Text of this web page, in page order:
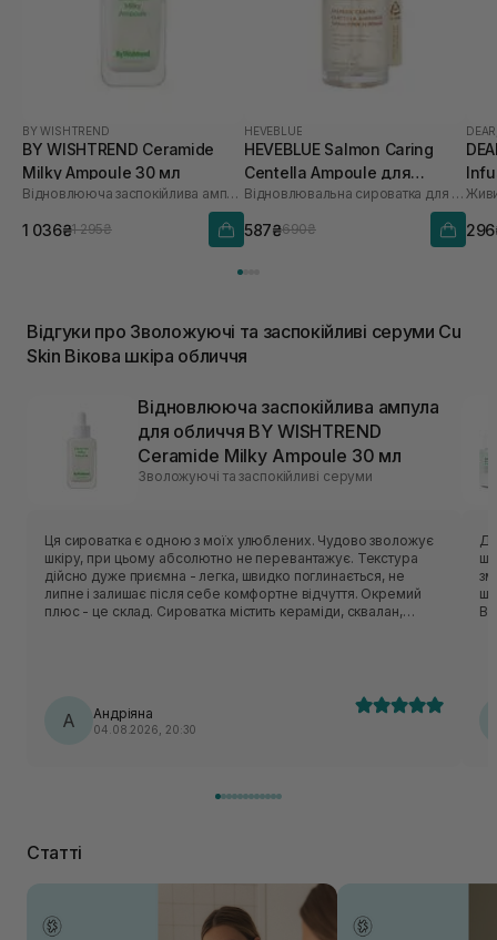
BY WISHTREND
BY WISHTREND Ceramide
Milky Ampoule 30 мл
Відновлююча заспокійлива ампула для обличчя
1 036₴1 295₴
HEVEBLUE
HEVEBLUE Salmon Caring
Centella Ampoule для
зволоження та зміцнення Відновлювальна сироватка для обличчя
587₴690₴
Відгуки про Зволожуючі та заспокійливі серуми Cu
Skin Вікова шкіра обличчя
Відновлююча заспокійлива ампула
для обличчя BY WISHTREND
Ceramide Milky Ampoule 30 мл
Зволожуючі та заспокійливі серуми
Ця сироватка є одною з моїх улюблених. Чудово зволожує
шкіру, при цьому абсолютно не перевантажує. Текстура
дійсно дуже приємна - легка, швидко поглинається, не
липне і залишає після себе комфортне відчуття. Окремий
плюс - це склад. Сироватка містить кераміди, сквалан,
А Андріяна
04.08.2026, 20:30
Статті